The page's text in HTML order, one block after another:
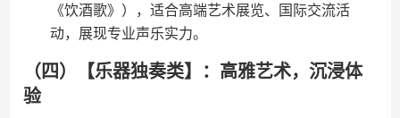
《饮酒歌》），适合高端艺术展览、国际交流活
动，展现专业声乐实力。
（四）【乐器独奏类】：高雅艺术，沉浸体
验